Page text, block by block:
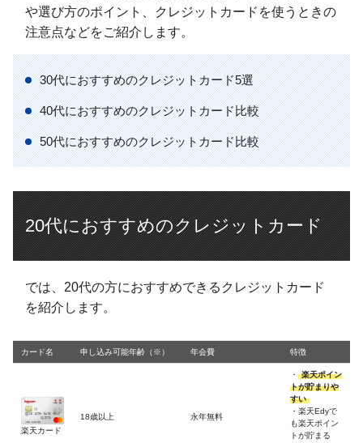
や選び方のポイント、クレジットカードを使うときの
注意点などをご紹介します。
30代におすすめのクレジットカード5選
40代におすすめのクレジットカード比較
50代におすすめのクレジットカード比較
20代におすすめのクレジットカード
では、20代の方におすすめできるクレジットカード
を紹介します。
カード名 申し込み可能年齢（※） 年会費 特徴
楽天カード
18歳以上 永年無料
・
楽天ポイン
トが貯まりや
すい
・楽天Edyで
も楽天ポイン
トが貯まる